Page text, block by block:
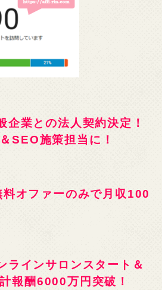
業との法人契約決定！
SEO施策担当に！
オファーのみで月収100
ラインサロンスタート＆
報酬6000万円突破！